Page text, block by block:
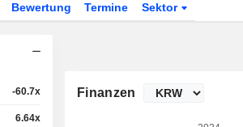
Bewertung Termine Sektor
-60.7x
6.64x
Finanzen